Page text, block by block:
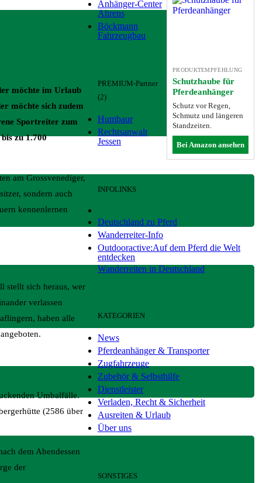
möchte im Urlaub
möchte sich zudem
Sportreiter zum
zu 1.700
am Grossvenediger,
sondern auch
kennenlernen
stellt sich heraus, wer
verlassen
haben alle
Umbalfälle.
(2586 über
dem Abendessen
der
PRODUKTEMPFEHLUNG
Schutzhaube für
Pferdeanhänger
Schutz vor Regen,
Schmutz und längeren
Standzeiten.
Bei Amazon ansehen
Anhänger-Center
Ahrens
Böckmann
Fahrzeugbau
PREMIUM-Partner
(2)
Humbaur
Rechtsanwalt
Jessen
INFOLINKS
Deutschland zu Pferd
Wanderreiter-Info
Outdooractive:Auf dem Pferd die Welt
entdecken
Wanderreiten in Deutschland
KATEGORIEN
News
Pferdeanhänger & Transporter
Zugfahrzeuge
Zubehör & Selbsthilfe
Dienstleister
Verladen, Recht & Sicherheit
Ausreiten & Urlaub
Über uns
SONSTIGES